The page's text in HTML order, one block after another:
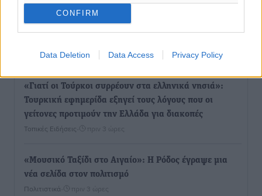
CONFIRM
Data Deletion Data Access Privacy Policy
Ποιοι φοιτητές μπορούν να λάβουν ενίσχυση για
Ειδήσεις• πριν 3 ώρες
«Γιατί οι Τούρκοι συρρέουν στα ελληνικά νησιά»:
Τουρκική εφημερίδα εξηγεί τους λόγους που οι
γείτονες προτιμούν την Ελλάδα για διακοπές
Τοπικές Ειδήσεις πριν 3 ώρες
«Μουσικό Ταξίδι στο Αιγαίο»: Η Ρόδος έγραψε μια
νέα σελίδα στον πολιτισμό
Πολιτιστικά πριν 3 ώρες